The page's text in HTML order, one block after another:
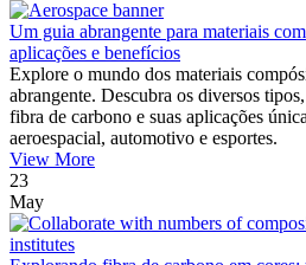
Um guia abrangente para materiais
aplicações e benefícios
Explore o mundo dos materiais
abrangente. Descubra os diversos
fibra de carbono e suas aplicações
aeroespacial, automotivo e esportes.
View More
23
May